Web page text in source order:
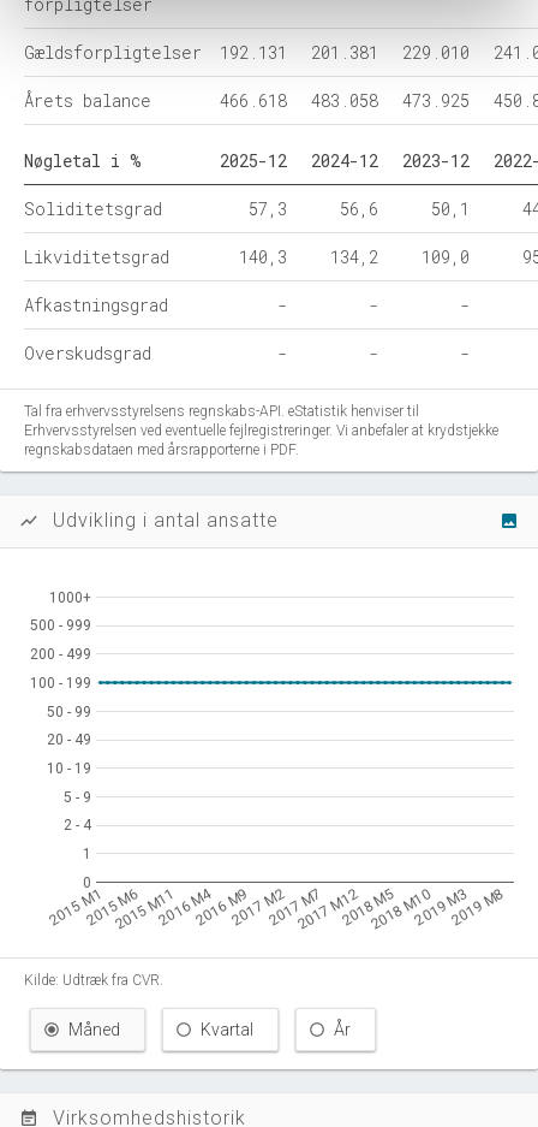
Gældsforpligtelser 192.131 201.381 229.010
Årets balance 466.618 483.058 473.925
Nøgletal i % 2025-12 2024-12 2023-12
Soliditetsgrad 57,3 56,6 50,1
Likviditetsgrad 140,3 134,2 109,0
Afkastningsgrad - - -
Overskudsgrad - - -
Tal fra erhvervsstyrelsens regnskabs-API. eStatistik henviser til
Erhvervsstyrelsen ved eventuelle fejlregistreringer. Vi anbefaler at krydstjekke
regnskabsdataen med årsrapporterne i PDF.
show_chart Udvikling i antal ansatte image
2015 M12015 M62015 M112016 M42016 M92017 M22017 M72017 M122018 M52018 M102019 M32019 M8
0
0
11
2 - 4
2 - 4
5 - 9
5 - 9
10 - 19
10 - 19
20 - 49
20 - 49
50 - 99
50 - 99
100 - 199
100 - 199
200 - 499
200 - 499
500 - 999
500 - 999
1000+
1000+
Kilde: Udtræk fra CVR.
Måned Kvartal År
event_note Virksomhedshistorik